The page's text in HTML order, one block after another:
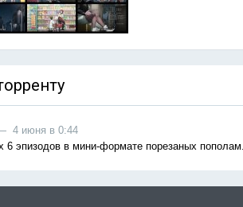
4 июня в 0:44
6 эпизодов в мини-формате порезаных